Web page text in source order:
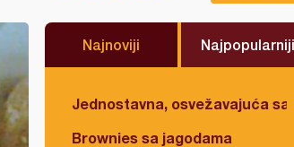
Najnoviji Najpopularniji
Jednostavna, osvežavajuća
Brownies sa jagodama